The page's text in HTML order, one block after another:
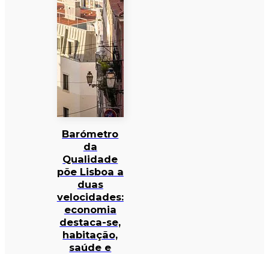
Barómetro
da
Qualidade
põe Lisboa a
duas
velocidades:
economia
destaca-se,
habitação,
saúde e